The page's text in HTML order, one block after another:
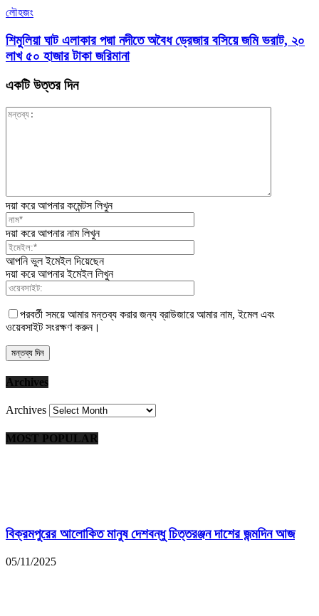
লৌহজং
শিমুলিয়া ঘাট এলাকার পদ্মা নদীতে অবৈধ ড্রেজার বসিয়ে জমি ভরাট, ২০
লাখ ৫০ হাজার টাকা জরিমানা
একটি উত্তর দিন
দয়া করে আপনার কমেন্টস লিখুন
দয়া করে আপনার নাম লিখুন
আপনি ভুল ইমেইল দিয়েছেন
দয়া করে আপনার ইমেইল লিখুন
পরবর্তী সময়ে আমার মন্তব্য করার জন্য ব্রাউজারে আমার নাম, ইমেল এবং
ওয়েবসাইট সংরক্ষণ করুন।
Archives
Archives
MOST POPULAR
বিক্রমপুরের আলোকিত মানুষ দেশবন্ধু চিত্তরঞ্জন দাশের জন্মদিন আজ
05/11/2025